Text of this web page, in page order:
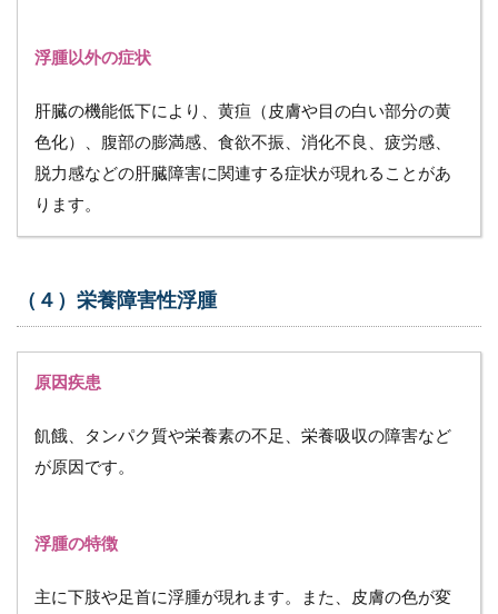
浮腫以
状
4.3
（３）
浮腫
患
4.3.2
浮腫の
特徴
浮腫以
外の症
状
リ
浮
浮腫以外の症状
肝臓の機能低下により、黄疸（皮膚や目の白い部分の黄
色化）、腹部の膨満感、食欲不振、消化不良、疲労感、
脱力感などの肝臓障害に関連する症状が現れることがあ
ります。
（４）栄養障害性浮腫
原因疾患
飢餓、タンパク質や栄養素の不足、栄養吸収の障害など
が原因です。
浮腫の特徴
主に下肢や足首に浮腫が現れます。また、皮膚の色が変